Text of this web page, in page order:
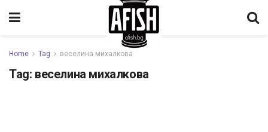
Home Tag веселина михалкова
Tag: веселина михалкова